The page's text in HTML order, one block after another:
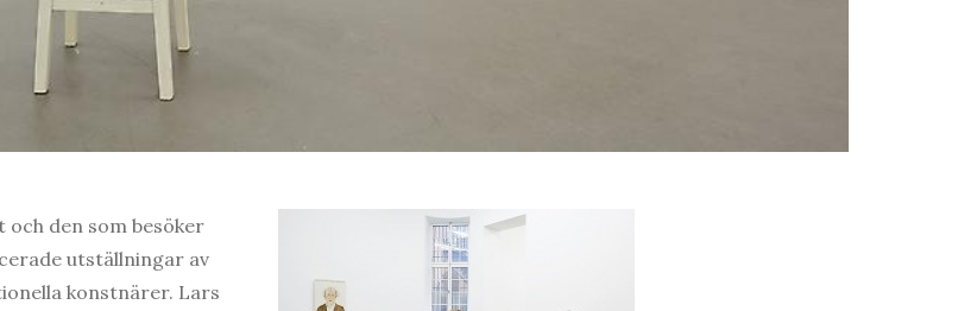
den som besöker
utställningar av
konstnärer. Lars